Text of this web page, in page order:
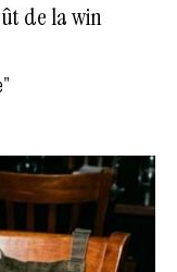
de la win